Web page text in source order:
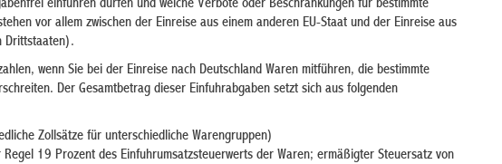
einführen dürfen und welche Verbote oder Beschränkungen für bestimmte
vor allem zwischen der Einreise aus einem anderen EU-Staat und der Einreise aus
Drittstaaten).
wenn Sie bei der Einreise nach Deutschland Waren mitführen, die bestimmte
Der Gesamtbetrag dieser Einfuhrabgaben setzt sich aus folgenden
Zollsätze für unterschiedliche Warengruppen)
19 Prozent des Einfuhrumsatzsteuerwerts der Waren; ermäßigter Steuersatz von